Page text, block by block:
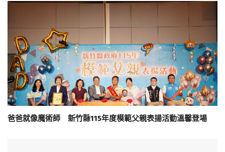
爸爸就像魔術師 新竹縣115年度模範父親表揚活動溫馨登場